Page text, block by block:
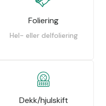
Foliering
Hel- eller delfoliering
Dekk/hjulskift